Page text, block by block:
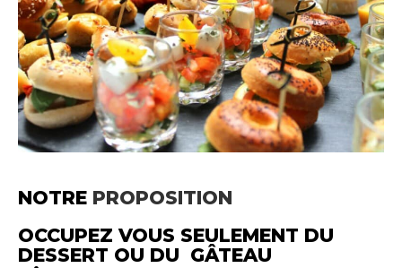
NOTRE PROPOSITION
OCCUPEZ VOUS SEULEMENT DU
DESSERT OU DU GÂTEAU